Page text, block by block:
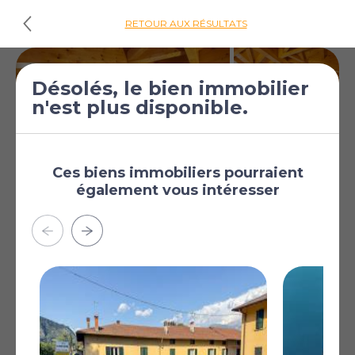
RETOUR AUX RÉSULTATS
Appartement de 2
chambres à vendre
à Menaggio
Application
Désolés, le bien immobilier
n'est plus disponible.
Ces biens immobiliers pourraient
également vous intéresser